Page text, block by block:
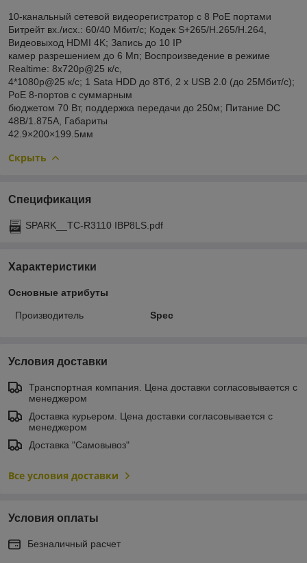
10-канальный сетевой видеорегистратор с 8 PoE портами
Битрейт вх./исх.: 60/40 Мбит/с; Кодек S+265/H.265/H.264,
Видеовыход HDMI 4K; Запись до 10 IP
камер разрешением до 6 Мп; Воспроизведение в режиме
Realtime: 8х720p@25 к/с,
4*1080p@25 к/с; 1 Sata HDD до 8Тб, 2 х USB 2.0 (до 25Мбит/с);
PoE 8-портов c суммарным
бюджетом 70 Вт, поддержка передачи до 250м; Питание DC
48В/1.875А, Габариты
42.9×200×199.5мм
Скрыть
Спецификация
SPARK__TC-R3110 IBP8LS.pdf
Характеристики
Основные атрибуты
Производитель Spec
Условия доставки
Транспортная компания. Цена доставки согласовывается с
менеджером
Доставка курьером. Цена доставки согласовывается с
менеджером
Доставка "Самовывоз"
Все условия доставки
Условия оплаты
Безналичный расчет